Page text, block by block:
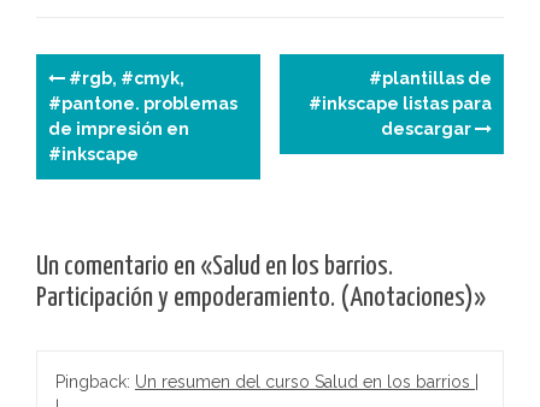
N
a
v
g
a
#rgb, #cmyk,
#pantone. problemas
de impresión en
#inkscape
#plantillas de
#inkscape listas para
descargar
Un comentario en «Salud en los barrios.
Participación y empoderamiento. (Anotaciones)»
Pingback: Un resumen del curso Salud en los barrios |